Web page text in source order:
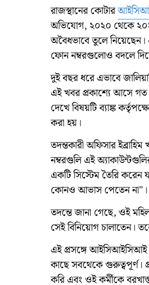
রাজস্থানের কোটার
অভিযোগ, ২০২০ থেকে
অবৈধভাবে তুলে নিয়েছেন।
ফোন নম্বরগুলোও বদলে
দুই বছর ধরে এভাবে
এই খবর প্রকাশ্যে আসে গত
দেখে বিষয়টি ব্যাঙ্ক
করা হয়।
তদন্তকারী অফিসার
নম্বরগুলি এই
একটি সিস্টেম তৈরি করেন
কোনও আভাস পেতেন না"।
তদন্তে জানা গেছে, ওই
সেই বিনিয়োগ চালাতেন।
এই প্রসঙ্গে আইসিআইসিআই
কাছে সবথেকে গুরুত্বপূর্ণ।
করি এবং ওই কর্মীকে